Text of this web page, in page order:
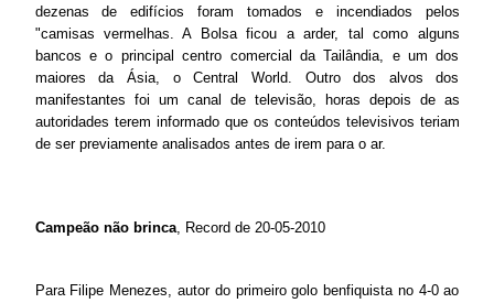
dezenas de edifícios foram tomados e incendiados pelos
"camisas vermelhas. A Bolsa ficou a arder, tal como alguns
bancos e o principal centro comercial da Tailândia, e um dos
maiores da Ásia, o Central World. Outro dos alvos dos
manifestantes foi um canal de televisão, horas depois de as
autoridades terem informado que os conteúdos televisivos teriam
de ser previamente analisados antes de irem para o ar.
Campeão não brinca, Record de 20-05-2010
Para Filipe Menezes, autor do primeiro golo benfiquista no 4-0 ao